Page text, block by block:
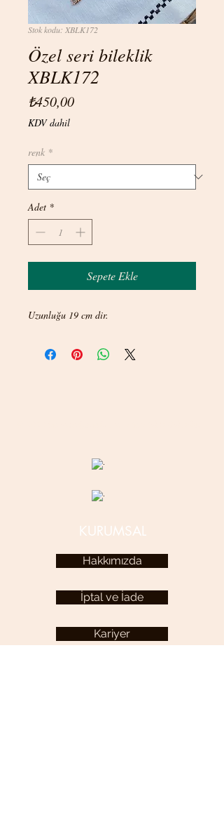
Stok kodu: XBLK172
Özel seri bileklik
XBLK172
₺450,00Fiyat
KDV dahil
renk *
Adet *
Sepete Ekle
Uzunluğu 19 cm dir.
KURUMSAL
Hakkımızda
İptal ve İade
Kariyer